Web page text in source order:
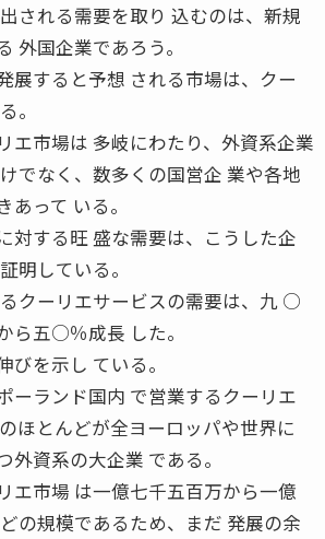
される需要を取り 込むのは、新規
外国企業であろう。
展すると予想 される市場は、クー
。
エ市場は 多岐にわたり、外資系企業
でなく、数多くの国営企 業や各地
って いる。
対する旺 盛な需要は、こうした企
明している。
クーリエサービスの需要は、九 ○
ら五○％成長 した。
びを示し ている。
ランド国内 で営業するクーリエ
ほとんどが全ヨーロッパや世界に
外資系の大企業 である。
エ市場 は一億七千五百万から一億
の規模であるため、まだ 発展の余